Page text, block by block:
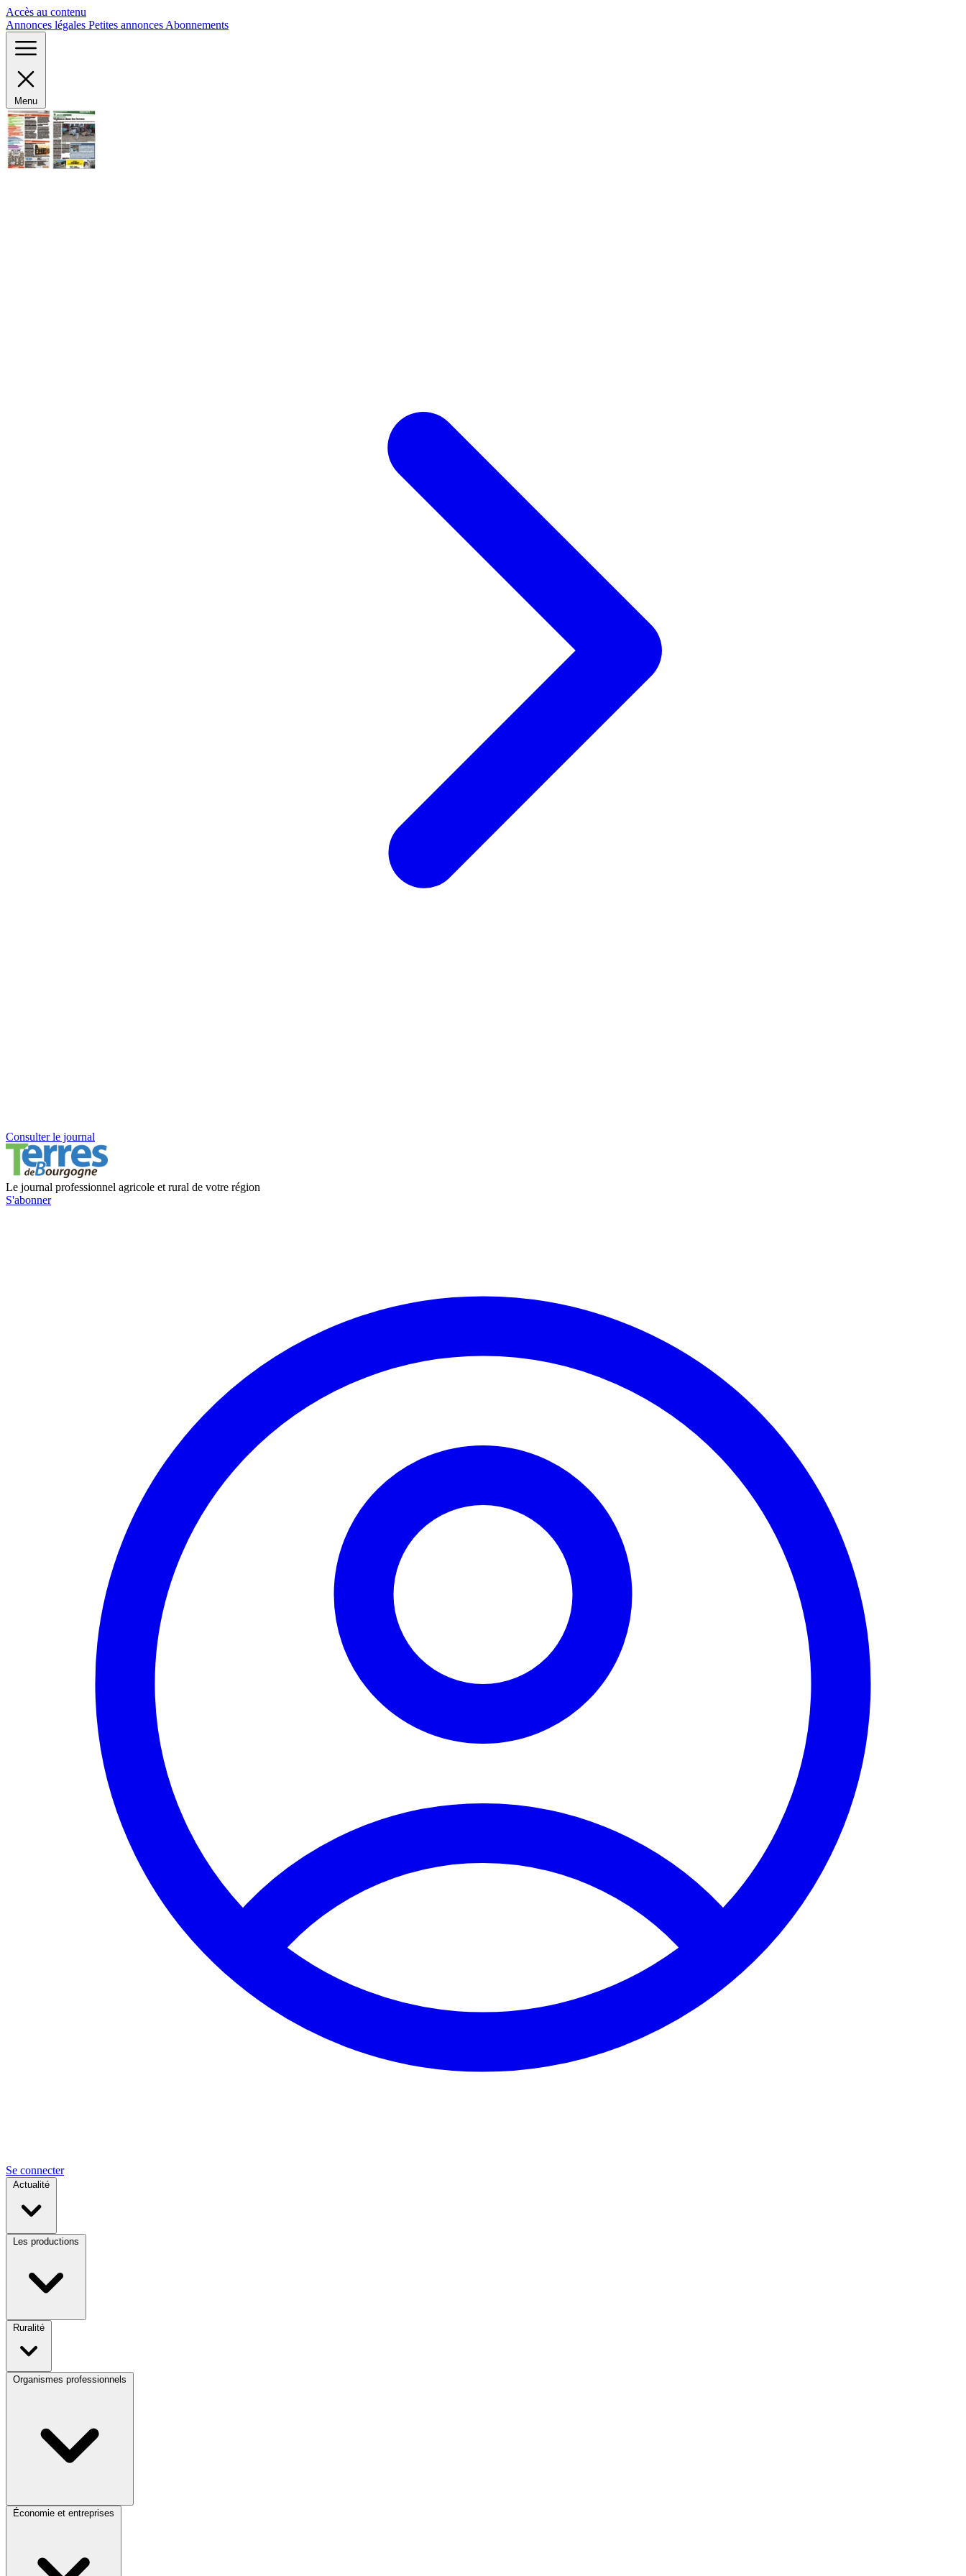
Accès au contenu
Annonces légales Petites annonces Abonnements
Menu
Consulter le journal
Le journal professionnel agricole et rural de votre région
S'abonner
Se connecter
Actualité
Les productions
Ruralité
Organismes professionnels
Économie et entreprises
Panneau de gestion des cookies